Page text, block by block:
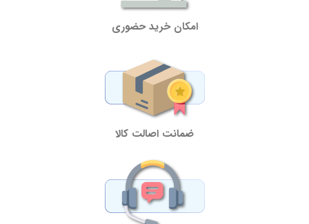
امکان خرید حضوری
ضمانت اصالت کالا